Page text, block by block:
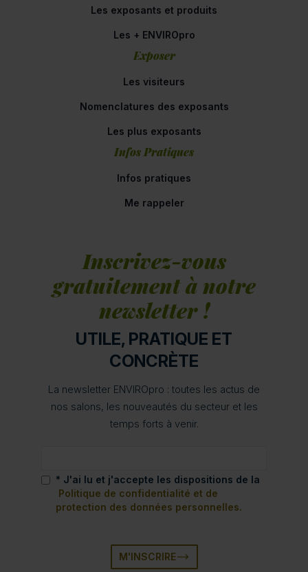
Les exposants et produits
Les + ENVIROpro
Exposer
Les visiteurs
Nomenclatures des exposants
Les plus exposants
Infos Pratiques
Infos pratiques
Me rappeler
Inscrivez-vous
gratuitement à notre
newsletter !
UTILE, PRATIQUE ET
CONCRÈTE
La newsletter ENVIROpro : toutes les actus de
nos salons, les nouveautés du secteur et les
temps forts à venir.
* J'ai lu et j'accepte les dispositions de la
Politique de confidentialité et de
protection des données personnelles.
M'INSCRIRE